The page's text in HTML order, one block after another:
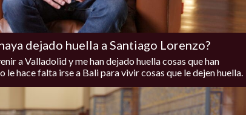
dejado huella a Santiago Lorenzo?
a Valladolid y me han dejado huella cosas que han
le hace falta irse a Bali para vivir cosas que le dejen huella.